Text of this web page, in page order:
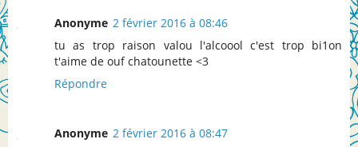
Anonyme 2 février 2016 à 08:46
tu as trop raison valou l'alcoool c'est trop bi1on
t'aime de ouf chatounette <3
Répondre
Anonyme 2 février 2016 à 08:47